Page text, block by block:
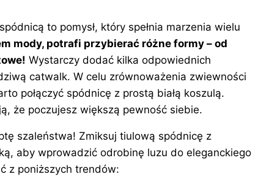
to pomysł, który spełnia marzenia wielu
mody, potrafi przybierać różne formy – od
Wystarczy dodać kilka odpowiednich
catwalk. W celu zrównoważenia zwiewności
połączyć spódnicę z prostą białą koszulą.
że poczujesz większą pewność siebie.
szaleństwa! Zmiksuj tiulową spódnicę z
aby wprowadzić odrobinę luzu do eleganckiego
z poniższych trendów: